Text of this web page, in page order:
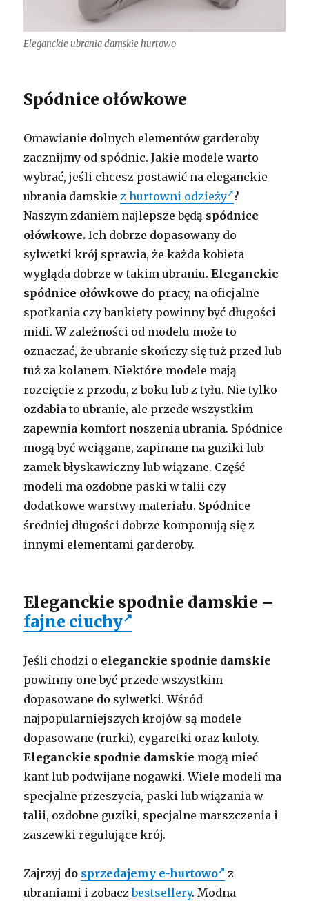
Eleganckie ubrania damskie hurtowo
Spódnice ołówkowe
Omawianie dolnych elementów garderoby
zacznijmy od spódnic. Jakie modele warto
wybrać, jeśli chcesz postawić na eleganckie
ubrania damskiez hurtowni odzieży ?
Naszym zdaniem najlepsze będą spódnice
ołówkowe. Ich dobrze dopasowany do
sylwetki krój sprawia, że każda kobieta
wygląda dobrze w takim ubraniu.Eleganckie
spódnice ołówkowe do pracy, na oficjalne
spotkania czy bankiety powinny być długości
midi. W zależności od modelu może to
oznaczać, że ubranie skończy się tuż przed lub
tuż za kolanem. Niektóre modele mają
rozcięcie z przodu, z boku lub z tyłu. Nie tylko
ozdabia to ubranie, ale przede wszystkim
zapewnia komfort noszenia ubrania. Spódnice
mogą być wciągane, zapinane na guziki lub
zamek błyskawiczny lub wiązane. Część
modeli ma ozdobne paski w talii czy
dodatkowe warstwy materiału. Spódnice
średniej długości dobrze komponują się z
innymi elementami garderoby.
Eleganckie spodnie damskie –
fajne ciuchy
Jeśli chodzi o eleganckie spodnie damskie
powinny one być przede wszystkim
dopasowane do sylwetki. Wśród
najpopularniejszych krojów są modele
dopasowane (rurki), cygaretki oraz kuloty.
Eleganckie spodnie damskie mogą mieć
kant lub podwijane nogawki. Wiele modeli ma
specjalne przeszycia, paski lub wiązania w
talii, ozdobne guziki, specjalne marszczenia i
zaszewki regulujące krój.
Zajrzyj do sprzedajemy e-hurtowo
z
ubraniami i zobaczbestsellery. Modna